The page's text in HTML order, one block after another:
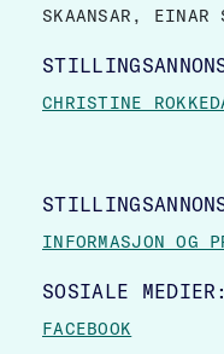
SKAANSAR,
CHRISTINE
INFORMASJON OG
SOSIALE MEDIER:
FACEBOOK